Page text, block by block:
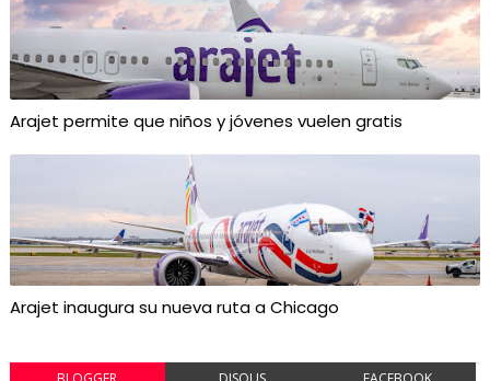
Arajet permite que niños y jóvenes vuelen gratis
Arajet inaugura su nueva ruta a Chicago